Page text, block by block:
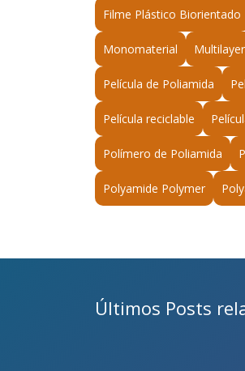
Filme Plástico Biorientado
Monomaterial
Película de Poliamida
Película reciclable
Polímero de Poliamida
Polyamide Polymer
Últimos Posts